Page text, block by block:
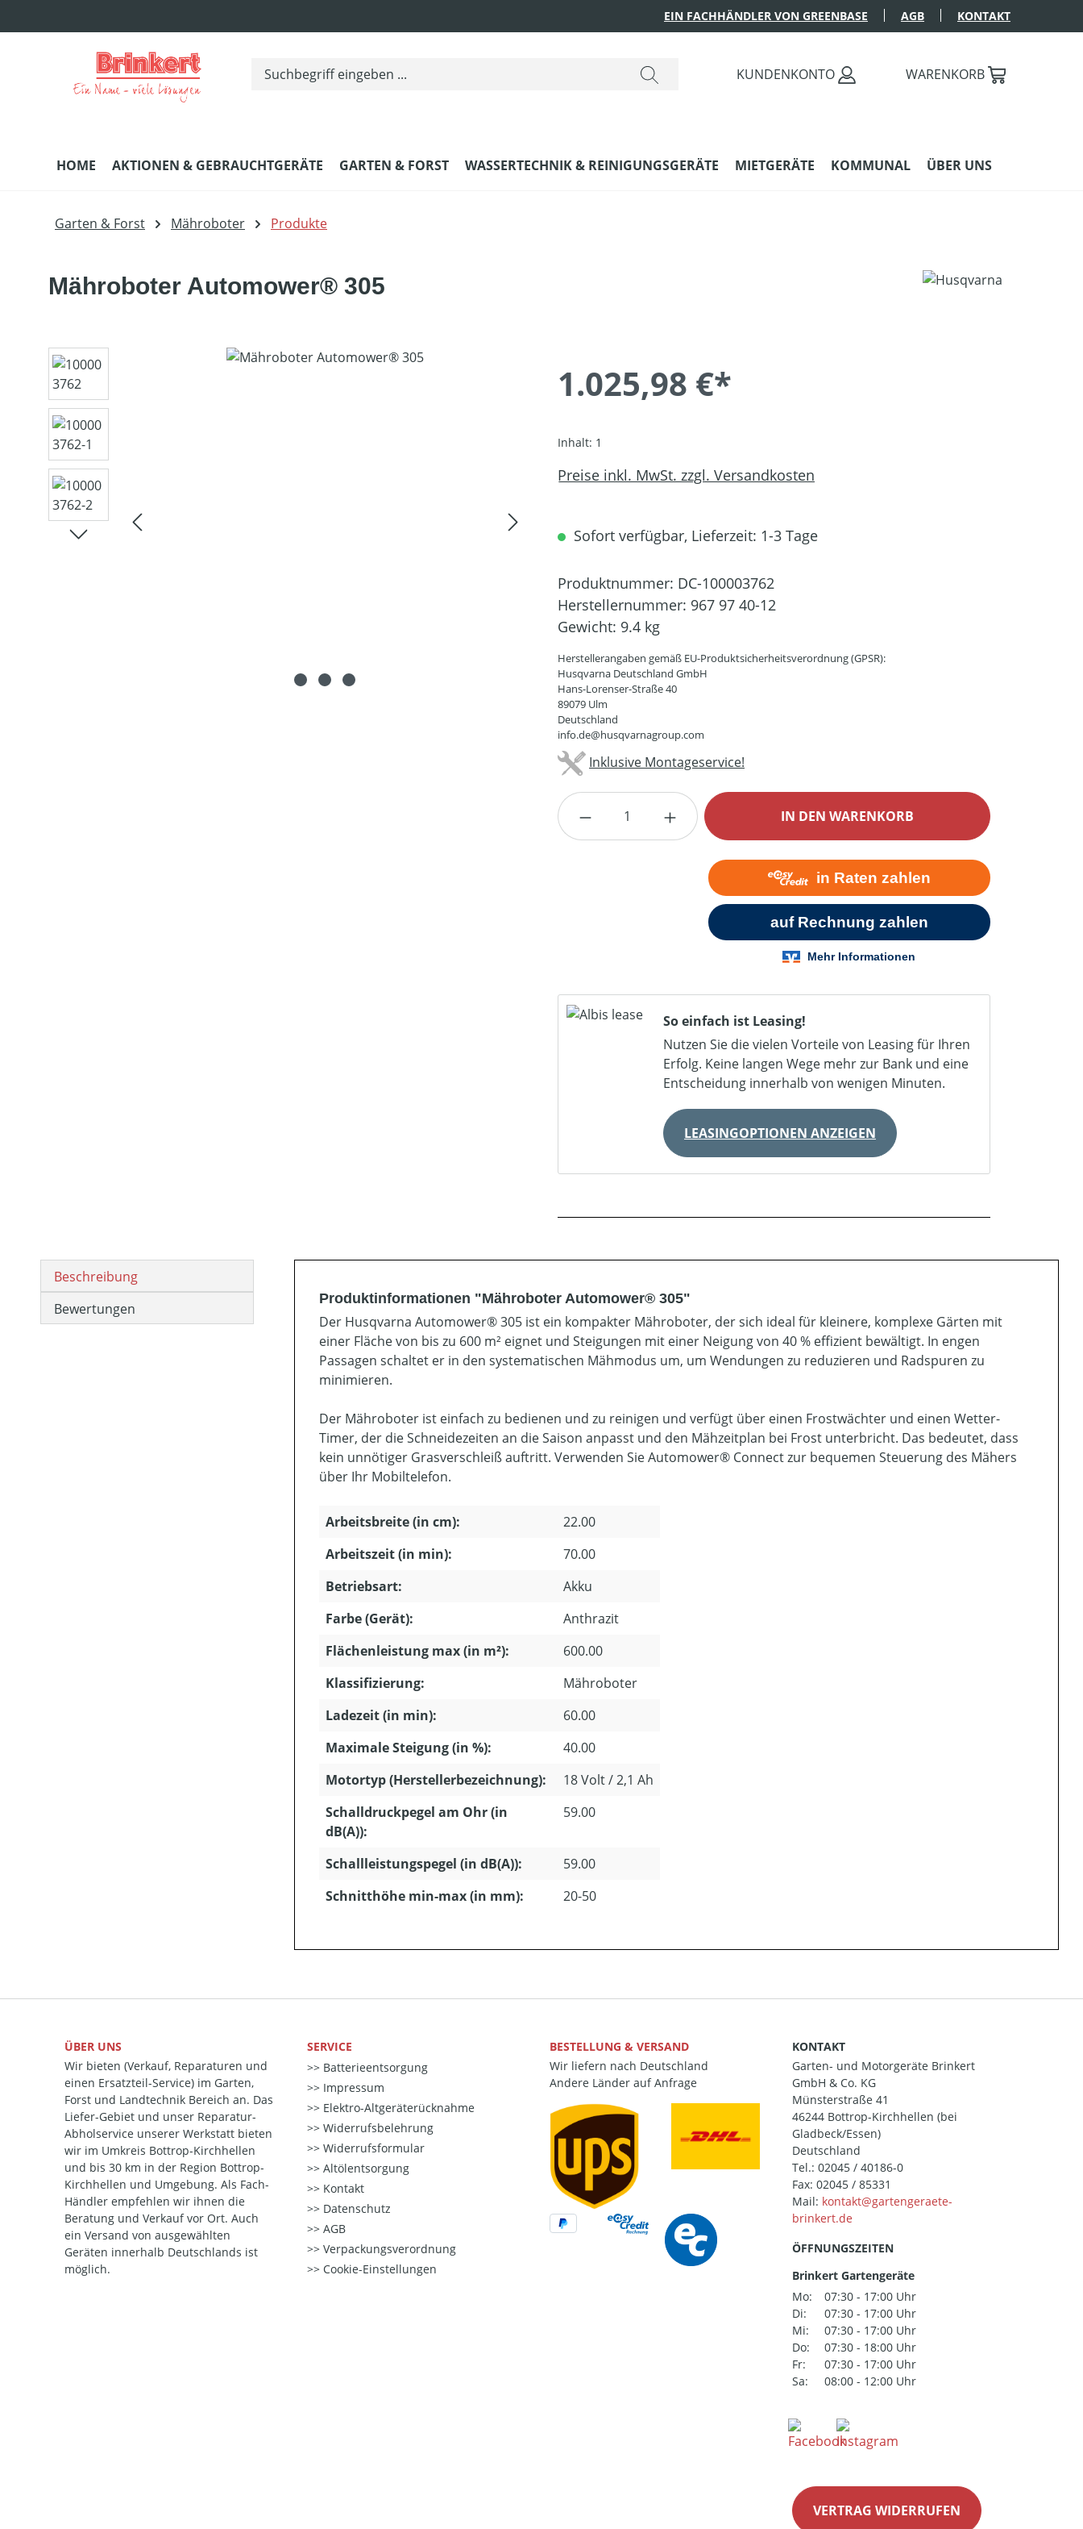
EIN FACHHÄNDLER VON GREENBASE AGB KONTAKT
KUNDENKONTO WARENKORB
HOME AKTIONEN & GEBRAUCHTGERÄTE GARTEN & FORST WASSERTECHNIK & REINIGUNGSGERÄTE MIETGERÄTE KOMMUNAL ÜBER UNS
Garten & Forst Mähroboter Produkte
Mähroboter Automower® 305
Bildergalerie überspringen
1.025,98 €*
Inhalt: 1
Preise inkl. MwSt. zzgl. Versandkosten
Sofort verfügbar, Lieferzeit: 1-3 Tage
Produktnummer: DC-100003762
Herstellernummer: 967 97 40-12
Gewicht: 9.4 kg
Herstellerangaben gemäß EU-Produktsicherheitsverordnung (GPSR):
Husqvarna Deutschland GmbH
Hans-Lorenser-Straße 40
89079 Ulm
Deutschland
info.de@husqvarnagroup.com
Inklusive Montageservice!
Produkt Anzahl: Gib den gewünschten Wert ein oder
IN DEN WARENKORB
So einfach ist Leasing!
Nutzen Sie die vielen Vorteile von Leasing für Ihren
Erfolg. Keine langen Wege mehr zur Bank und eine
Entscheidung innerhalb von wenigen Minuten.
LEASINGOPTIONEN ANZEIGEN
Beschreibung
Bewertungen
Produktinformationen "Mähroboter Automower® 305"
Der Husqvarna Automower® 305 ist ein kompakter Mähroboter, der sich ideal für kleinere, komplexe Gärten mit
einer Fläche von bis zu 600 m² eignet und Steigungen mit einer Neigung von 40 % effizient bewältigt. In engen
Passagen schaltet er in den systematischen Mähmodus um, um Wendungen zu reduzieren und Radspuren zu
minimieren.
Der Mähroboter ist einfach zu bedienen und zu reinigen und verfügt über einen Frostwächter und einen Wetter-
Timer, der die Schneidezeiten an die Saison anpasst und den Mähzeitplan bei Frost unterbricht. Das bedeutet, dass
kein unnötiger Grasverschleiß auftritt. Verwenden Sie Automower® Connect zur bequemen Steuerung des Mähers
über Ihr Mobiltelefon.
Arbeitsbreite (in cm):
22.00
Arbeitszeit (in min):
70.00
Betriebsart:
Akku
Farbe (Gerät):
Anthrazit
Flächenleistung max (in m²):
600.00
Klassifizierung:
Mähroboter
Ladezeit (in min):
60.00
Maximale Steigung (in %):
40.00
Motortyp (Herstellerbezeichnung):
18 Volt / 2,1 Ah
Schalldruckpegel am Ohr (in
dB(A)):
59.00
Schallleistungspegel (in dB(A)):
59.00
Schnitthöhe min-max (in mm):
20-50
ÜBER UNS
Wir bieten (Verkauf, Reparaturen und
einen Ersatzteil-Service) im Garten,
Forst und Landtechnik Bereich an. Das
Liefer-Gebiet und unser Reparatur-
Abholservice unserer Werkstatt bieten
wir im Umkreis Bottrop-Kirchhellen
und bis 30 km in der Region Bottrop-
Kirchhellen und Umgebung. Als Fach-
Händler empfehlen wir ihnen die
Beratung und Verkauf vor Ort. Auch
ein Versand von ausgewählten
Geräten innerhalb Deutschlands ist
möglich.
SERVICE
Batterieentsorgung
Impressum
Elektro-Altgeräterücknahme
Widerrufsbelehrung
Widerrufsformular
Altölentsorgung
Kontakt
Datenschutz
AGB
Verpackungsverordnung
Cookie-Einstellungen
BESTELLUNG & VERSAND
Wir liefern nach Deutschland
Andere Länder auf Anfrage
KONTAKT
Garten- und Motorgeräte Brinkert
GmbH & Co. KG
Münsterstraße 41
46244 Bottrop-Kirchhellen (bei
Gladbeck/Essen)
Deutschland
Tel.: 02045 / 40186-0
Fax: 02045 / 85331
Mail:
ÖFFNUNGSZEITEN
Brinkert Gartengeräte
Mo:
07:30 - 17:00 Uhr
Di:
07:30 - 17:00 Uhr
Mi:
07:30 - 17:00 Uhr
Do:
07:30 - 18:00 Uhr
Fr:
07:30 - 17:00 Uhr
Sa:
08:00 - 12:00 Uhr
VERTRAG WIDERRUFEN